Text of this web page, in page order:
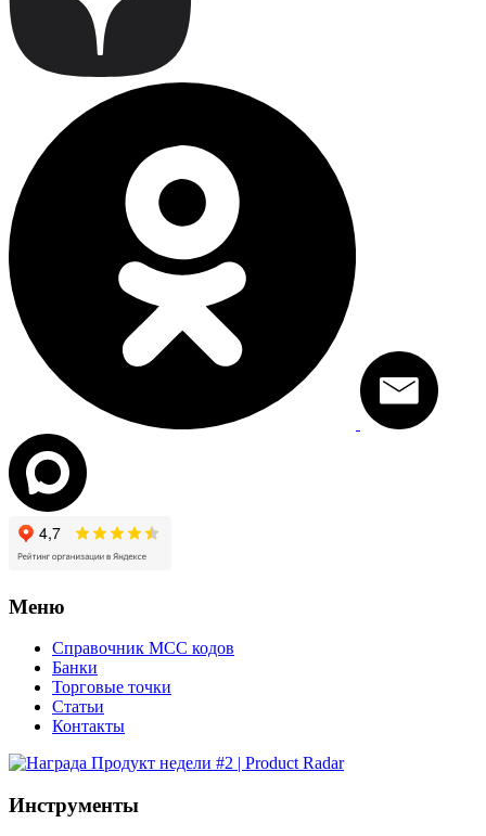
Меню
Справочник MCC кодов
Банки
Торговые точки
Статьи
Контакты
Инструменты